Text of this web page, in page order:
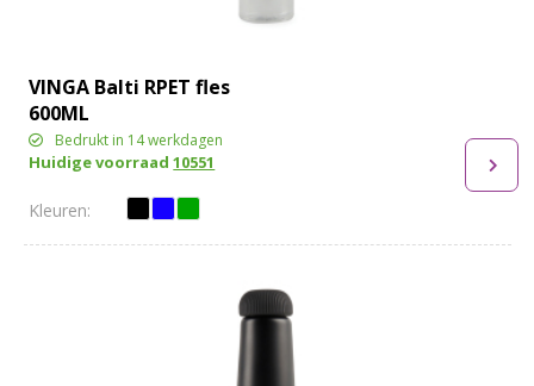
VINGA Balti RPET fles
600ML
Bedrukt in 14 werkdagen
Huidige voorraad10551